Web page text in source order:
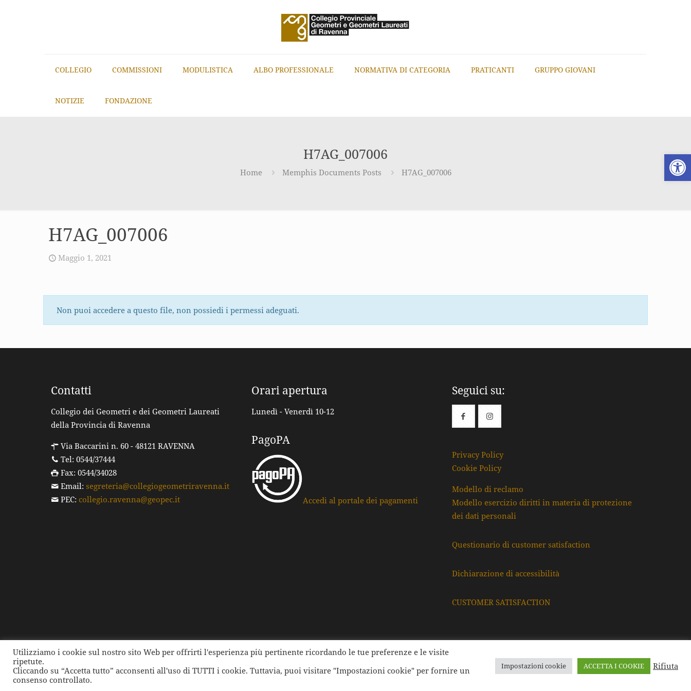
Apri
COLLEGIO COMMISSIONI MODULISTICA ALBO PROFESSIONALE NORMATIVA DI CATEGORIA PRATICANTI GRUPPO GIOVANI
NOTIZIE FONDAZIONE
H7AG_007006
Home Memphis Documents Posts H7AG_007006
H7AG_007006
Maggio 1, 2021
Non puoi accedere a questo file, non possiedi i permessi adeguati.
Contatti
Collegio dei Geometri e dei Geometri Laureati
della Provincia di Ravenna
Via Baccarini n. 60 - 48121 RAVENNA
Tel: 0544/37444
Fax: 0544/34028
Email: segreteria@collegiogeometriravenna.it
PEC: collegio.ravenna@geopec.it
Orari apertura
Lunedì - Venerdì 10-12
PagoPA
Accedi al portale dei pagamenti
Seguici su:
Privacy Policy
Cookie Policy
Modello di reclamo
Modello esercizio diritti in materia di protezione
dei dati personali
Questionario di customer satisfaction
Dichiarazione di accessibilità
CUSTOMER SATISFACTION
© 2026 Collegio dei Geometri e dei Geometri Laureati della Provincia di Ravenna | Tutti i diritti Riservati | Cod.F. e P.Iva: 80009220395
Utilizziamo i cookie sul nostro sito Web per offrirti l'esperienza più pertinente ricordando le tue preferenze e le visite
ripetute.
Cliccando su “Accetta tutto” acconsenti all'uso di TUTTI i cookie. Tuttavia, puoi visitare "Impostazioni cookie" per fornire un
consenso controllato.
Impostazioni cookie ACCETTA I COOKIE Rifiuta